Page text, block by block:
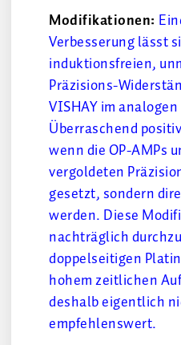
Modifikationen:
Verbesserung lässt
induktionsfreien,
Präzisions-
VISHAY im
Überraschend
wenn die OP-AMPs
vergoldeten
gesetzt, sondern
werden. Diese
nachträglich
doppelseitigen
hohem zeitlichen
deshalb eigentlich
empfehlenswert.